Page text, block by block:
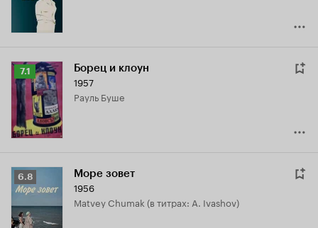
Рейтинг
Кинопоиска
7.1
7.1 Борец и клоун
1957
Рауль Буше
Рейтинг
Кинопоиска
6.8
6.8 Море зовет
1956
Matvey Chumak (в титрах: A. Ivashov)